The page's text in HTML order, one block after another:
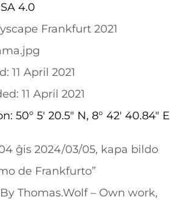
4.0
Frankfurt 2021
11 April 2021
11 April 2021
50° 5′ 20.5″ N, 8° 42′ 40.84″ E
ĝis 2024/03/05, kapa bildo
de Frankfurto”
Thomas.Wolf – Own work,